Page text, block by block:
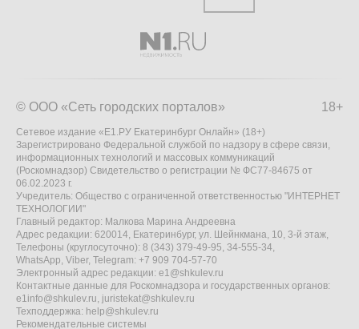
18+
© ООО «Сеть городских порталов»
Сетевое издание «Е1.РУ Екатеринбург Онлайн» (18+)
Зарегистрировано Федеральной службой по надзору в сфере связи,
информационных технологий и массовых коммуникаций
(Роскомнадзор) Свидетельство о регистрации № ФС77-84675 от
06.02.2023 г.
Учредитель: Общество с ограниченной ответственностью "ИНТЕРНЕТ
ТЕХНОЛОГИИ"
Главный редактор: Малкова Марина Андреевна
Адрес редакции: 620014, Екатеринбург, ул. Шейнкмана, 10, 3-й этаж,
Телефоны (круглосуточно): 8 (343) 379-49-95, 34-555-34,
WhatsApp, Viber, Telegram: +7 909 704-57-70
Электронный адрес редакции: e1@shkulev.ru
Контактные данные для Роскомнадзора и государственных органов:
e1info@shkulev.ru, juristekat@shkulev.ru
Техподдержка: help@shkulev.ru
Рекомендательные системы